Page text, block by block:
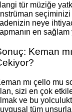
tür müziğe
neye
en sağlam
Keman
mı çello mu
sizi en çok
ve bu
tüm